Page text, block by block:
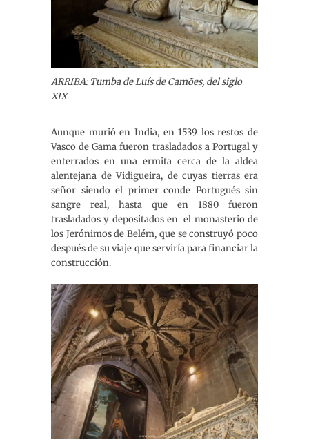
ARRIBA: Tumba de Luís de Camões, del siglo
XIX
Aunque murió en India, en 1539 los restos de
Vasco de Gama fueron trasladados a Portugal y
enterrados en una ermita cerca de la aldea
alentejana de Vidigueira, de cuyas tierras era
señor siendo el primer conde Portugués sin
sangre real, hasta que en 1880 fueron
trasladados y depositados en el monasterio de
los Jerónimos de Belém, que se construyó poco
después de su viaje que serviría para financiar la
construcción.